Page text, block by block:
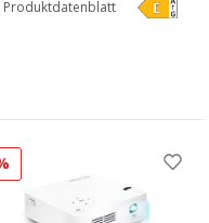
Produktdatenblatt